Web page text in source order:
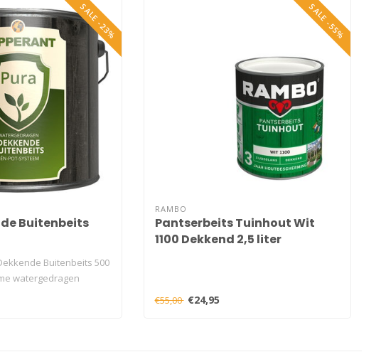
SALE -23%
Buitenbeits
Buitenbeits 500
watergedragen
SALE -55%
RAMBO
Pantserbeits Tuinhout Wit
1100 Dekkend 2,5 liter
€55,00 €24,95